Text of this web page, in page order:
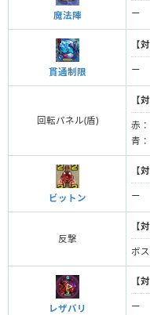
魔法陣 ー
貫通制限
【
ー
回転パネル(盾)
【
赤
青
ビットン
【
ー
反撃
【
ボ
レザバリ
【
ー